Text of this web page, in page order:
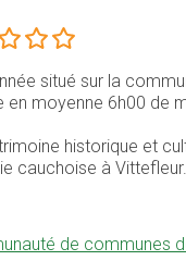
situé sur la
en moyenne 6h00 de
historique et
cauchoise à Vittefleur.
de communes